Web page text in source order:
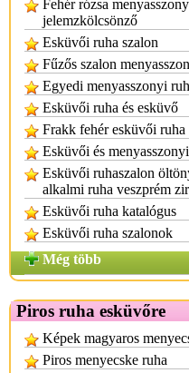
Fehér rózsa
jelemzkölcsönző
Esküvői ruha szalon
Fűzős szalon
Egyedi menyasszonyi
Esküvői ruha és esküvő
Frakk fehér esküvői ruha
Esküvői és
Esküvői ruhaszalon
alkalmi ruha veszprém
Esküvői ruha katalógus
Esküvői ruha szalonok
Még több
Piros ruha esküvőre
Képek magyaros
Piros menyecske ruha